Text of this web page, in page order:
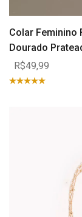
Colar Feminino
Dourado
R$49,99